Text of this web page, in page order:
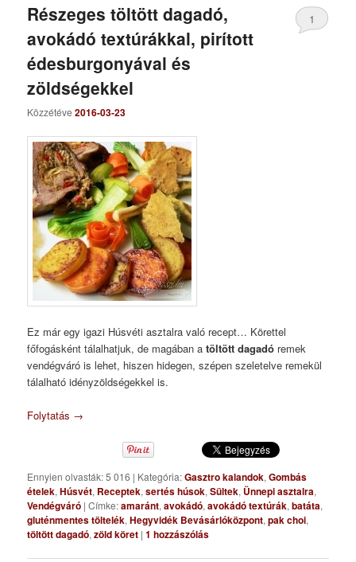
Részeges töltött dagadó,
avokádó textúrákkal, pirított
édesburgonyával és
zöldségekkel
Közzétéve2016-03-23
1
Ez már egy igazi Húsvéti asztalra való recept… Körettel
főfogásként tálalhatjuk, de magában atöltött dagadó remek
vendégváró is lehet, hiszen hidegen, szépen szeletelve remekül
tálalható idényzöldségekkel is.
Folytatás →
Ennyien olvasták: 5 016 | Kategória:Gasztro kalandok,Gombás
ételek,Húsvét, Receptek,sertés húsok,Sültek, Ünnepi asztalra,
Vendégváró |Címke:amaránt,avokádó,avokádó textúrák,batáta,
gluténmentes töltelék,Hegyvidék Bevásárlóközpont,pak choi,
töltött dagadó,zöld köret |1 hozzászólás